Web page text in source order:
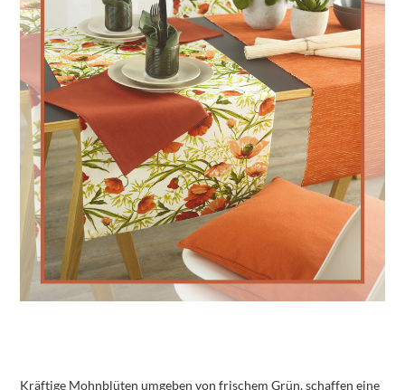
Kräftige Mohnblüten umgeben von frischem Grün, schaffen eine